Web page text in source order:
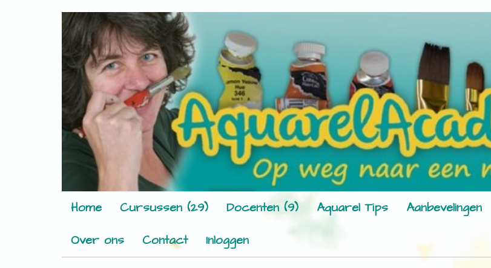
Home Cursussen (29) Docenten (9) Aquarel Tips Aanbevelingen
Over ons
Contact Inloggen